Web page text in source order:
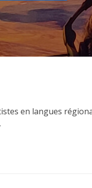
en langues